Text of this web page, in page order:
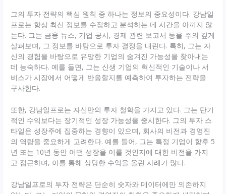
그의 투자 전략의 핵심 원칙 중 하나는 정보의 중요성이다. 강남일
프로는 항상 최신 정보를 수집하고 분석하는 데 시간을 아끼지 않
는다. 그는 금융 뉴스, 기업 공시, 경제 관련 보고서 등을 주의 깊게
살펴보며, 그 정보를 바탕으로 투자 결정을 내린다. 특히, 그는 자
신의 경험을 바탕으로 유망한 기업의 숨겨진 가능성을 찾아내는
데 능숙하다. 예를 들면, 그는 신생 기업의 혁신적인 기술이나 서
비스가 시장에서 어떻게 반응할지를 예측하여 투자하는 전략을
구사한다.
또한, 강남일프로는 자신만의 투자 철학을 가지고 있다. 그는 단기
적인 수익보다는 장기적인 성장 가능성을 중시한다. 그의 투자 스
타일은 성장주에 집중하는 경향이 있으며, 회사의 비전과 경영진
의 역량을 중요하게 고려한다. 예를 들어, 그는 특정 기업이 향후 5
년 또는 10년 동안 어떤 성장을 이룰 것인지에 대한 비전을 가지
고 접근하며, 이를 통해 상당한 수익을 올린 사례가 많다.
강남일프로의 투자 전략은 단순히 숫자와 데이터에만 의존하지